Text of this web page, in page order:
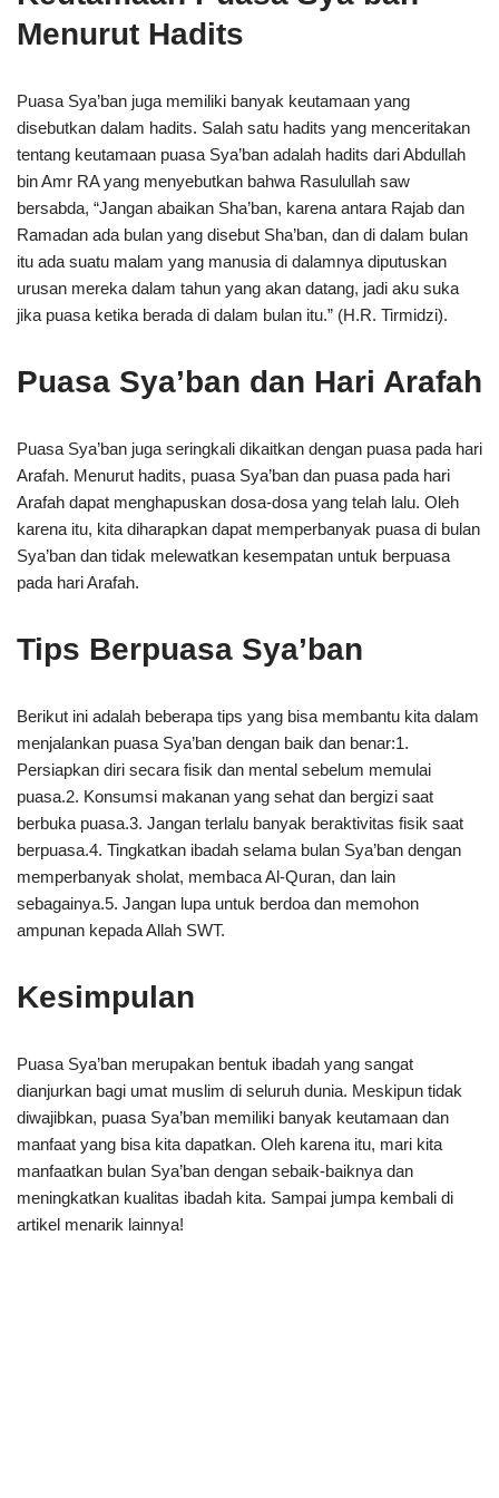
Menurut Hadits
Puasa Sya’ban juga memiliki banyak keutamaan yang
disebutkan dalam hadits. Salah satu hadits yang menceritakan
tentang keutamaan puasa Sya’ban adalah hadits dari Abdullah
bin Amr RA yang menyebutkan bahwa Rasulullah saw
bersabda, “Jangan abaikan Sha’ban, karena antara Rajab dan
Ramadan ada bulan yang disebut Sha’ban, dan di dalam bulan
itu ada suatu malam yang manusia di dalamnya diputuskan
urusan mereka dalam tahun yang akan datang, jadi aku suka
jika puasa ketika berada di dalam bulan itu.” (H.R. Tirmidzi).
Puasa Sya’ban dan Hari Arafah
Puasa Sya’ban juga seringkali dikaitkan dengan puasa pada hari
Arafah. Menurut hadits, puasa Sya’ban dan puasa pada hari
Arafah dapat menghapuskan dosa-dosa yang telah lalu. Oleh
karena itu, kita diharapkan dapat memperbanyak puasa di bulan
Sya’ban dan tidak melewatkan kesempatan untuk berpuasa
pada hari Arafah.
Tips Berpuasa Sya’ban
Berikut ini adalah beberapa tips yang bisa membantu kita dalam
menjalankan puasa Sya’ban dengan baik dan benar:1.
Persiapkan diri secara fisik dan mental sebelum memulai
puasa.2. Konsumsi makanan yang sehat dan bergizi saat
berbuka puasa.3. Jangan terlalu banyak beraktivitas fisik saat
berpuasa.4. Tingkatkan ibadah selama bulan Sya’ban dengan
memperbanyak sholat, membaca Al-Quran, dan lain
sebagainya.5. Jangan lupa untuk berdoa dan memohon
ampunan kepada Allah SWT.
Kesimpulan
Puasa Sya’ban merupakan bentuk ibadah yang sangat
dianjurkan bagi umat muslim di seluruh dunia. Meskipun tidak
diwajibkan, puasa Sya’ban memiliki banyak keutamaan dan
manfaat yang bisa kita dapatkan. Oleh karena itu, mari kita
manfaatkan bulan Sya’ban dengan sebaik-baiknya dan
meningkatkan kualitas ibadah kita. Sampai jumpa kembali di
artikel menarik lainnya!